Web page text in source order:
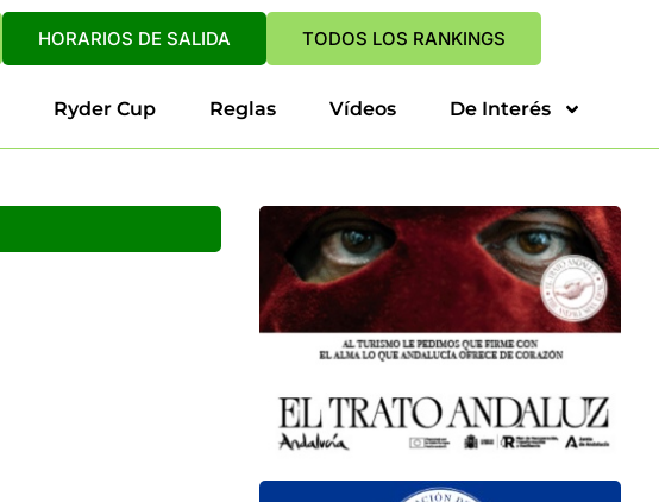
HORARIOS DE SALIDA TODOS LOS RANKINGS
Ryder Cup Reglas Vídeos De Interés